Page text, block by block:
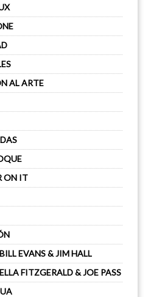
AL ARTE
ON IT
EVANS & JIM HALL
FITZGERALD & JOE PASS